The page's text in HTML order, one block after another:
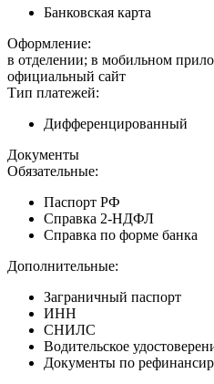
Банковская карта
Оформление:
в отделении; в мобильном
официальный сайт
Тип платежей:
Дифференцированный
Документы
Обязательные:
Паспорт РФ
Справка 2-НДФЛ
Справка по форме банка
Дополнительные:
Заграничный паспорт
ИНН
СНИЛС
Водительское
Документы по